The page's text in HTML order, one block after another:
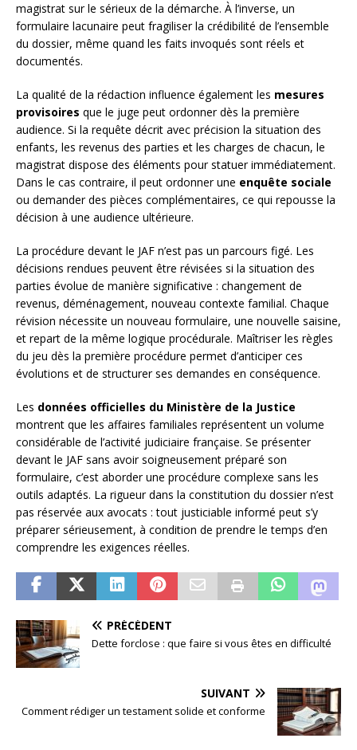
magistrat sur le sérieux de la démarche. À l’inverse, un
formulaire lacunaire peut fragiliser la crédibilité de l’ensemble
du dossier, même quand les faits invoqués sont réels et
documentés.
La qualité de la rédaction influence également les mesures
provisoires que le juge peut ordonner dès la première
audience. Si la requête décrit avec précision la situation des
enfants, les revenus des parties et les charges de chacun, le
magistrat dispose des éléments pour statuer immédiatement.
Dans le cas contraire, il peut ordonner une enquête sociale
ou demander des pièces complémentaires, ce qui repousse la
décision à une audience ultérieure.
La procédure devant le JAF n’est pas un parcours figé. Les
décisions rendues peuvent être révisées si la situation des
parties évolue de manière significative : changement de
revenus, déménagement, nouveau contexte familial. Chaque
révision nécessite un nouveau formulaire, une nouvelle saisine,
et repart de la même logique procédurale. Maîtriser les règles
du jeu dès la première procédure permet d’anticiper ces
évolutions et de structurer ses demandes en conséquence.
Les données officielles du Ministère de la Justice
montrent que les affaires familiales représentent un volume
considérable de l’activité judiciaire française. Se présenter
devant le JAF sans avoir soigneusement préparé son
formulaire, c’est aborder une procédure complexe sans les
outils adaptés. La rigueur dans la constitution du dossier n’est
pas réservée aux avocats : tout justiciable informé peut s’y
préparer sérieusement, à condition de prendre le temps d’en
comprendre les exigences réelles.
PRÉCÉDENT
Dette forclose : que faire si vous êtes en difficulté
SUIVANT
Comment rédiger un testament solide et conforme